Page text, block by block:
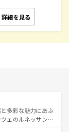
詳細を見る
多彩な魅力にあふ
ェのルネッサンス